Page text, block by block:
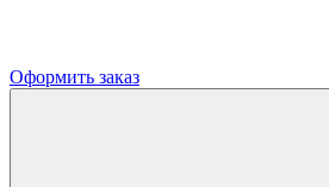
Оформить заказ